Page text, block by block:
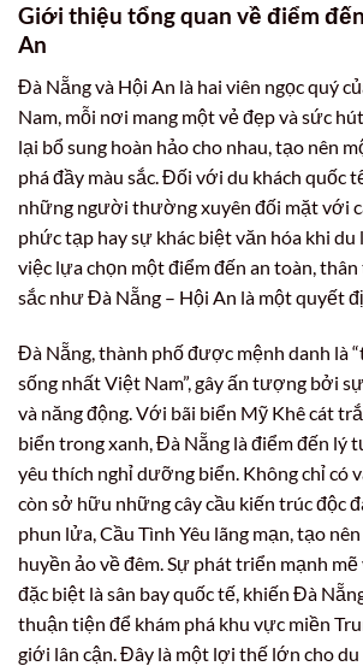
Giới thiệu tổng quan về điểm
An
Đà Nẵng và Hội An là hai viên ngọc quý
Nam, mỗi nơi mang một vẻ đẹp và sức
lại bổ sung hoàn hảo cho nhau, tạo nên
phá đầy màu sắc. Đối với du khách quốc
những người thường xuyên đối mặt với
phức tạp hay sự khác biệt văn hóa khi du
việc lựa chọn một điểm đến an toàn,
sắc như Đà Nẵng – Hội An là một quyết
Đà Nẵng, thành phố được mệnh danh là
sống nhất Việt Nam”, gây ấn tượng bởi
và năng động. Với bãi biển Mỹ Khê cát
biển trong xanh, Đà Nẵng là điểm đến lý
yêu thích nghỉ dưỡng biển. Không chỉ có
còn sở hữu những cây cầu kiến trúc độc
phun lửa, Cầu Tình Yêu lãng mạn, tạo
huyền ảo về đêm. Sự phát triển mạnh mẽ
đặc biệt là sân bay quốc tế, khiến Đà
thuận tiện để khám phá khu vực miền
giới lân cận. Đây là một lợi thế lớn cho du